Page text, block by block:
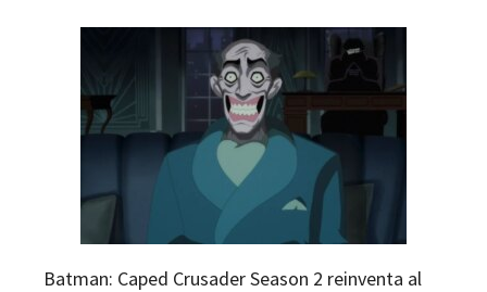
Batman: Caped Crusader Season 2 reinventa al